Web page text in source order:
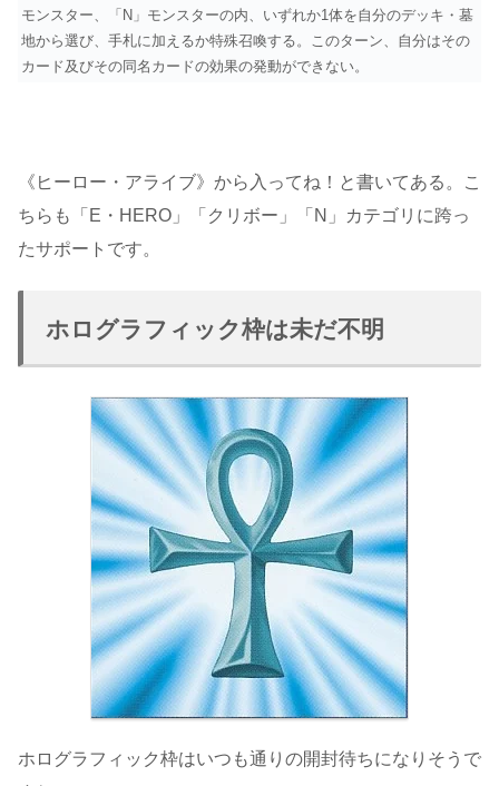
モンスター、「N」モンスターの内、いずれか1体を自分のデッキ・墓
地から選び、手札に加えるか特殊召喚する。このターン、自分はその
カード及びその同名カードの効果の発動ができない。
《ヒーロー・アライブ》から入ってね！と書いてある。こ
ちらも「E・HERO」「クリボー」「N」カテゴリに跨っ
たサポートです。
ホログラフィック枠は未だ不明
ホログラフィック枠はいつも通りの開封待ちになりそうで